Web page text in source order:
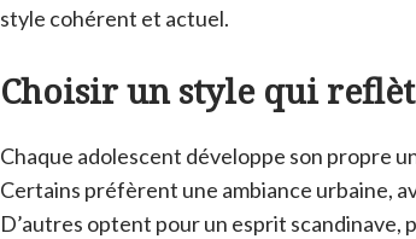
style cohérent et actuel.
Choisir un style qui
Chaque adolescent développe son propre
Certains préfèrent une ambiance urbaine,
D’autres optent pour un esprit scandinave,